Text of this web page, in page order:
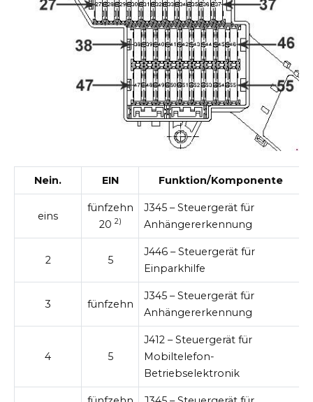
Nein. EIN Funktion/Komponente
eins
fünfzehn
20 2)
J345 – Steuergerät für
Anhängererkennung
2 5
J446 – Steuergerät für
Einparkhilfe
3 fünfzehn
J345 – Steuergerät für
Anhängererkennung
4 5
J412 – Steuergerät für
Mobiltelefon-
Betriebselektronik